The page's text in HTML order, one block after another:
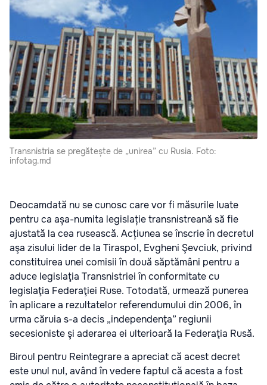
Transnistria se pregătește de „unirea” cu Rusia. Foto:
infotag.md
Deocamdată nu se cunosc care vor fi măsurile luate
pentru ca așa-numita legislație transnistreană să fie
ajustată la cea rusească. Acțiunea se înscrie în decretul
aşa zisului lider de la Tiraspol, Evgheni Şevciuk, privind
constituirea unei comisii în două săptămâni pentru a
aduce legislaţia Transnistriei în conformitate cu
legislaţia Federaţiei Ruse. Totodată, urmează punerea
în aplicare a rezultatelor referendumului din 2006, în
urma căruia s-a decis „independenţa” regiunii
secesioniste şi aderarea ei ulterioară la Federaţia Rusă.
Biroul pentru Reintegrare a apreciat că acest decret
este unul nul, având în vedere faptul că acesta a fost